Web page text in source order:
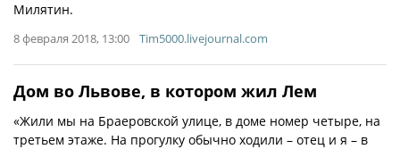
Милятин.
8 февраля 2018, 13:00 Tim5000.livejournal.com
Дом во Львове, в котором жил Лем
«Жили мы на Браеровской улице, в доме номер четыре, на
третьем этаже. На прогулку обычно ходили – отец и я – в